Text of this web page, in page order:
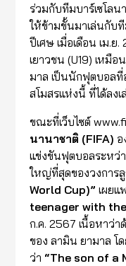
ร่วมกับทีมบาร์เซโลน
ให้ข้ามขั้นมาเล่นกับ
ปีเศษ เมื่อเดือน เม.
เยาวชน (U19) เหมื
มาล เป็นนักฟุตบอลที่
สโมสรแห่งนี้ ที่ได้ลง
ขณะที่เว็บไซต์
นานาชาติ (FIFA) อ
แข่งขันฟุตบอลระหว่า
ใหญ่ที่สุดของวงการ
World Cup)” เผยแ
teenager with
ก.ค. 2567 เนื้อหาว่
ของ ลามิน ยามาล โ
ว่า “The son of a